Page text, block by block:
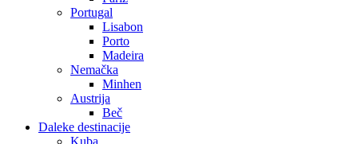
Portugal
Lisabon
Porto
Madeira
Nemačka
Minhen
Austrija
Beč
Daleke destinacije